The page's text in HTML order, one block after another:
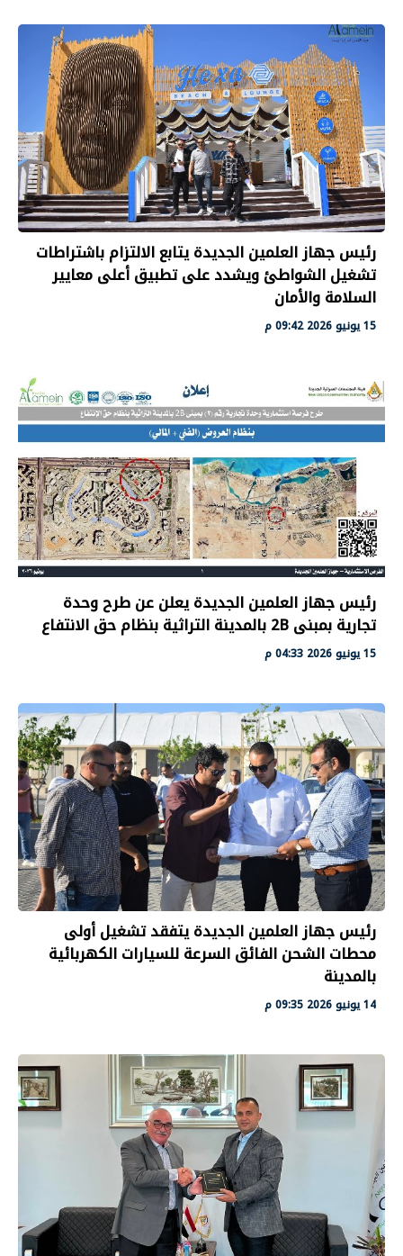
رئيس جهاز العلمين الجديدة يتابع الالتزام باشتراطات
تشغيل الشواطئ ويشدد على تطبيق أعلى معايير
السلامة والأمان
15 يونيو 2026 09:42 م
رئيس جهاز العلمين الجديدة يعلن عن طرح وحدة
تجارية بمبنى 2B بالمدينة التراثية بنظام حق الانتفاع
15 يونيو 2026 04:33 م
رئيس جهاز العلمين الجديدة يتفقد تشغيل أولى
محطات الشحن الفائق السرعة للسيارات الكهربائية
بالمدينة
14 يونيو 2026 09:35 م